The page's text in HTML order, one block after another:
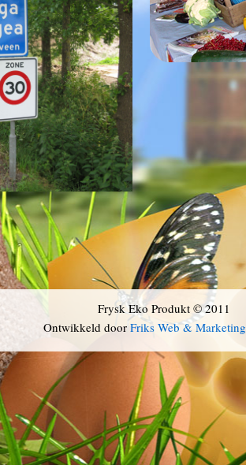
Frysk Eko Produkt © 2011
Ontwikkeld door Friks Web & Marketing